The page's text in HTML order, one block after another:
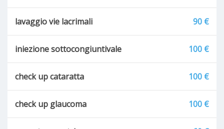
lavaggio vie lacrimali 90 €
iniezione sottocongiuntivale 100 €
check up cataratta 100 €
check up glaucoma 100 €